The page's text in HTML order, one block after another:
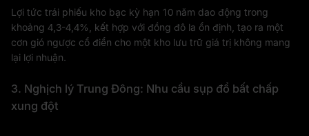
Lợi tức trái phiếu kho bạc kỳ hạn 10 năm dao động trong
khoảng 4,3-4,4%, kết hợp với đồng đô la ổn định, tạo ra một
cơn gió ngược cổ điển cho một kho lưu trữ giá trị không mang
lại lợi nhuận.
3. Nghịch lý Trung Đông: Nhu cầu sụp đổ bất chấp
xung đột